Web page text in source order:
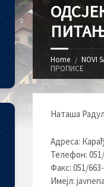
Home NOVI
ПРОПИСЕ
Наташа
Адреса:
Телефон:
Факс: 051/
Имејл: